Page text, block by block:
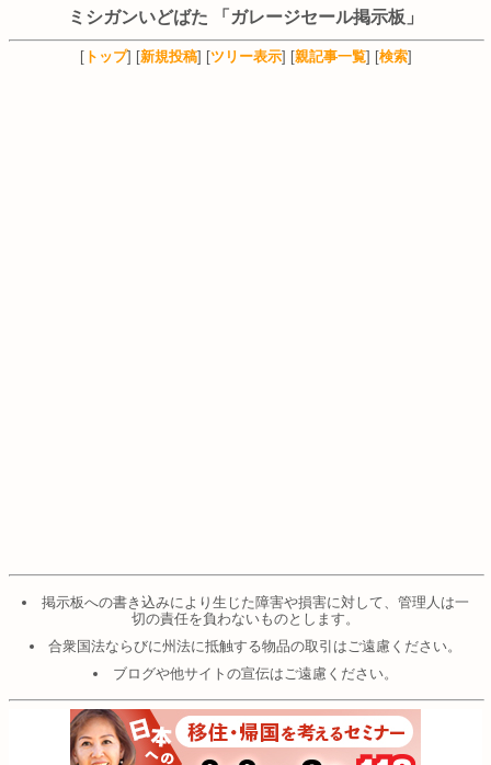
ミシガンいどばた 「ガレージセール掲示板」
[トップ] [新規投稿] [ツリー表示] [親記事一覧] [検索]
掲示板への書き込みにより生じた障害や損害に対して、管理人は一
切の責任を負わないものとします。
合衆国法ならびに州法に抵触する物品の取引はご遠慮ください。
ブログや他サイトの宣伝はご遠慮ください。